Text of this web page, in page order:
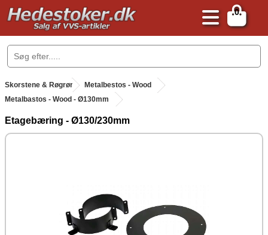
0
.
Skorstene & Røgrør .
Metalbestos - Wood
Metalbastos - Wood - Ø130mm
Etagebæring - Ø130/230mm